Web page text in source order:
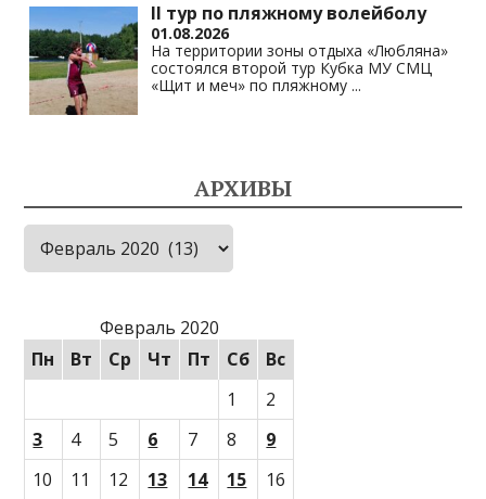
II тур по пляжному волейболу
01.08.2026
На территории зоны отдыха «Любляна»
состоялся второй тур Кубка МУ СМЦ
«Щит и меч» по пляжному ...
АРХИВЫ
Архивы
Февраль 2020
Пн
Вт Ср Чт Пт Сб
Вс
1
2
3
4 5 6 7 8
9
10
11 12 13 14 15 16